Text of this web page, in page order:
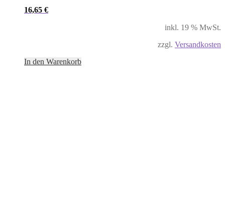
16,65 €
inkl. 19 % MwSt.
zzgl. Versandkosten
In den Warenkorb